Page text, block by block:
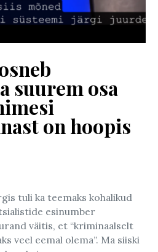
suurem osa
on hoopis
tuli ka teemaks kohalikud
esinumber
väitis, et “kriminaalselt
veel eemal olema”. Ma siiski